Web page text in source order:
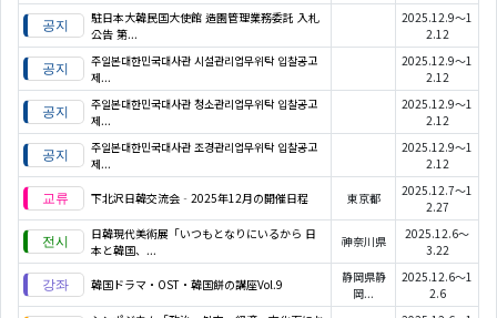
駐日本大韓民国大使館 造園管理業務委託 入札
公告 第...
2025.12.9～1
2.12
주일본대한민국대사관 시설관리업무위탁 입찰공고
제...
2025.12.9～1
2.12
주일본대한민국대사관 청소관리업무위탁 입찰공고
제...
2025.12.9～1
2.12
주일본대한민국대사관 조경관리업무위탁 입찰공고
제...
2025.12.9～1
2.12
下北沢日韓交流会‐2025年12月の開催日程 東京都
2025.12.7～1
2.27
日韓現代美術展「いつもとなりにいるから 日
本と韓国、...
神奈川県
2025.12.6～
3.22
韓国ドラマ・OST・韓国餅の講座Vol.9
静岡県静
岡...
2025.12.6～1
2.6